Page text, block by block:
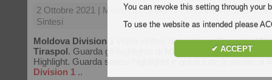
2 Ottobre 2021 | Moldova Division 1 | Milsami vs Sheriff
Sintesi
Moldova Division 1
video sintesi highlights della partita
Tiraspol. Guarda gli highlights di Milsami - Sheriff Tiraspol
Highlight. Guarda sintesi highlights e gol di tutte le partite di
Division 1 ..
You can revoke this setting through your
To use the website as intended please
✔ ACCEPT